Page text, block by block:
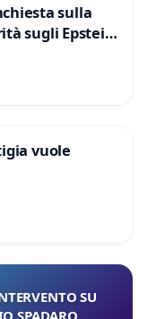
sulla
sugli Epstein
vuole
SU
SPADARO